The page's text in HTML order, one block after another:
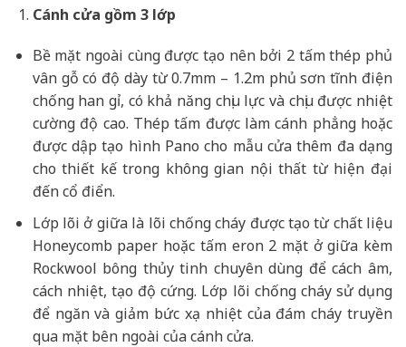
Cánh cửa gồm 3 lớp
Bề mặt ngoài cùng được tạo nên bởi 2 tấm thép phủ
vân gỗ có độ dày từ 0.7mm – 1.2m phủ sơn tĩnh điện
chống han gỉ, có khả năng chịu lực và chịu được nhiệt
cường độ cao. Thép tấm được làm cánh phẳng hoặc
được dập tạo hình Pano cho mẫu cửa thêm đa dạng
cho thiết kế trong không gian nội thất từ hiện đại
đến cổ điển.
Lớp lõi ở giữa là lõi chống cháy được tạo từ chất liệu
Honeycomb paper hoặc tấm eron 2 mặt ở giữa kèm
Rockwool bông thủy tinh chuyên dùng để cách âm,
cách nhiệt, tạo độ cứng. Lớp lõi chống cháy sử dụng
để ngăn và giảm bức xạ nhiệt của đám cháy truyền
qua mặt bên ngoài của cánh cửa.